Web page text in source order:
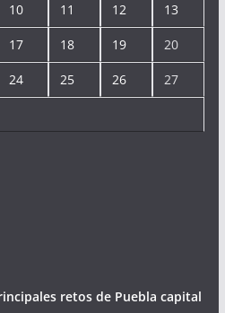
10 11 12 13
17 18 19 20
24 25 26 27
retos de Puebla capital